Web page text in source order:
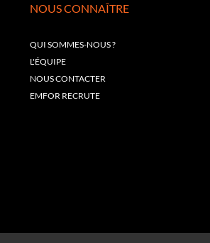
NOUS CONNAÎTRE
QUI SOMMES-NOUS ?
L'ÉQUIPE
NOUS CONTACTER
EMFOR RECRUTE